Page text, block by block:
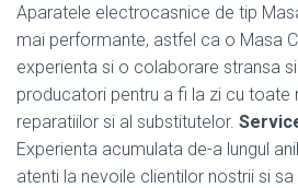
Aparatele electrocasnice de tip
mai performante, astfel ca o Masa
experienta si o colaborare stransa
producatori pentru a fi la zi cu toate
reparatiilor si al substitutelor.
Experienta acumulata de-a lungul
atenti la nevoile clientilor nostrii si